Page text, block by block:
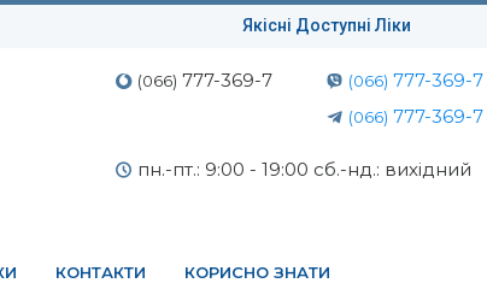
Якісні Доступні Ліки
(066) 777-369-7 (066) 777-369-7
(066) 777-369-7
пн.-пт.: 9:00 - 19:00 сб.-нд.: вихідний
КОНТАКТИ КОРИСНО ЗНАТИ